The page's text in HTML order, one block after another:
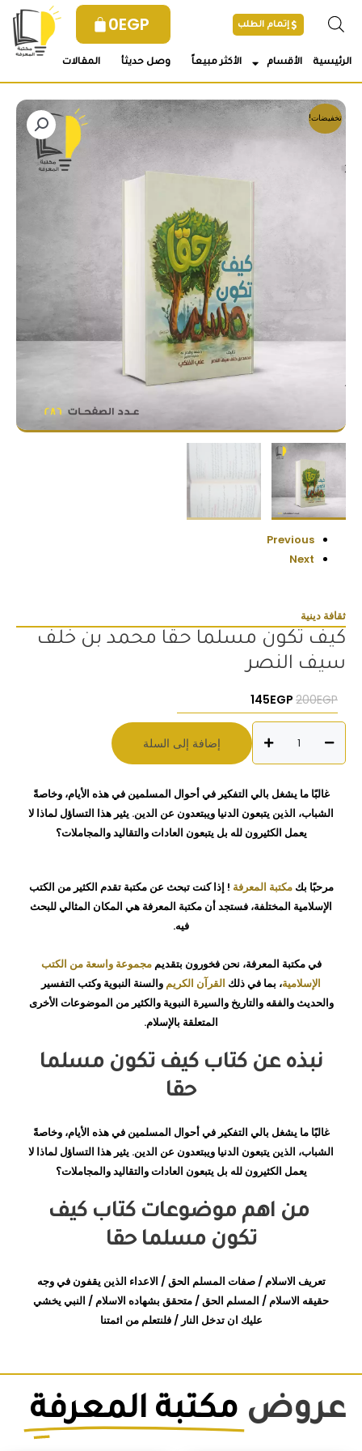
0EGP إتمام الطلب
الرئيسية الأقسام الأكثر مبيعاً وصل حديثأ المقالات
تخفيضات!
Previous
Next
ثقافة دينية
كيف تكون مسلما حقا محمد بن خلف
سيف النصر
200EGP السعر الأصلي هو: 200EGP.
145EGP السعر الحالي هو: 145EGP.
كيف
تكون
مسلما
حقا
محمد
سيف
النصر
إضافة إلى السلة
غالبًا ما يشغل بالي التفكير في أحوال المسلمين في هذه الأيام، وخاصةً
الشباب، الذين يتبعون الدنيا ويبتعدون عن الدين. يثير هذا التساؤل لماذا لا
يعمل الكثيرون لله بل يتبعون العادات والتقاليد والمجاملات؟
مرحبًا بكمكتبة المعرفة ! إذا كنت تبحث عن مكتبة تقدم الكثير من الكتب
الإسلامية المختلفة، فستجد أن مكتبة المعرفة هي المكان المثالي للبحث
فيه.
في مكتبة المعرفة، نحن فخورون بتقديممجموعة واسعة من الكتب
الإسلامية، بما في ذلك القرآن الكريم والسنة النبوية وكتب التفسير
والحديث والفقه والتاريخ والسيرة النبوية والكثير من الموضوعات الأخرى
المتعلقة بالإسلام.
نبذه عن كتاب كيف تكون مسلما
حقا
غالبًا ما يشغل بالي التفكير في أحوال المسلمين في هذه الأيام، وخاصةً
الشباب، الذين يتبعون الدنيا ويبتعدون عن الدين. يثير هذا التساؤل لماذا لا
يعمل الكثيرون لله بل يتبعون العادات والتقاليد والمجاملات؟
من اهم موضوعات كتاب كيف
تكون مسلما حقا
تعريف الاسلام / صفات المسلم الحق / الاعداء الذين يقفون في وجه
حقيقه الاسلام / المسلم الحق / متحقق بشهاده الاسلام / النبي يخشي
عليك ان تدخل النار / فلنتعلم من ائمتنا
عروض مكتبة المعرفة